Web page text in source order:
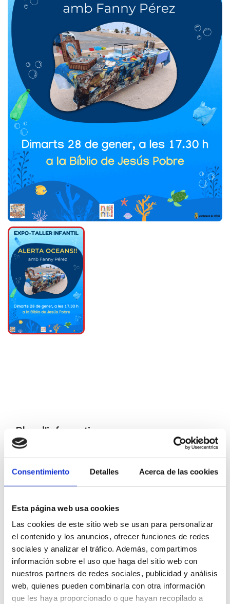
Consentimiento Detalles Acerca de las cookies
Esta página web usa cookies
Las cookies de este sitio web se usan para personalizar
el contenido y los anuncios, ofrecer funciones de redes
sociales y analizar el tráfico. Además, compartimos
información sobre el uso que haga del sitio web con
nuestros partners de redes sociales, publicidad y análisis
web, quienes pueden combinarla con otra información
que les haya proporcionado o que hayan recopilado a
Plus d'informations
Cours et ateliers